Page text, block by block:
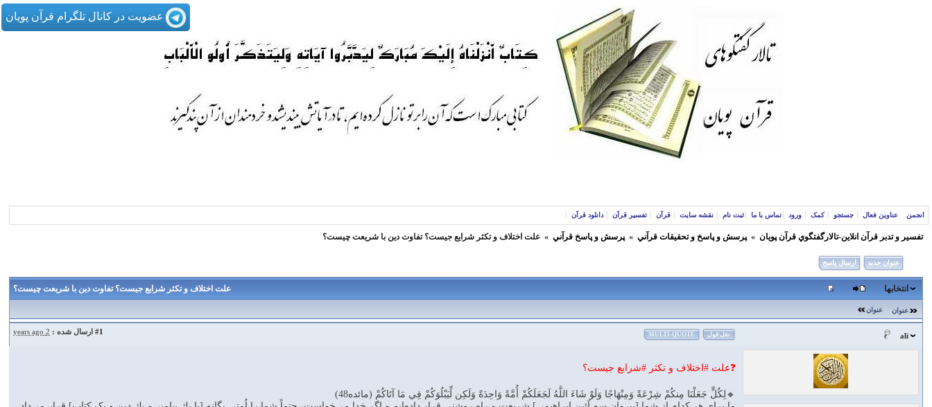
عضویت در کانال تلگرام قرآن پویان
انجمن عناوین فعال جستجو کمک ورود تماس با ما ثبت نام نقشه سایت قرآن تفسیر قرآن دانلود قرآن
تفسير و‌ تدبر قرآن انلاين-تالارگفتگوي قرآن پویان » پرسش و پاسخ و تحقيقات قرآني » پرسش و پاسخ قرآني » علت اختلاف و تكثر شرايع جيست؟ تفاوت دين با شريعت چيست؟
عنوان جدید ارسال پاسخ
علت اختلاف و تكثر شرايع جيست؟ تفاوت دين با شريعت چيست؟ انتخابها
عنوان عنوان
ali
#1 ارسال شده : 2 years ago نقل قول MULTI-QUOTE
❓علت #اختلاف و تكثر #شرايع جيست؟
🔸لِكُلٍّ جَعَلْنَا مِنكُمْ شِرْعَةً وَمِنْهَاجًا وَلَوْ شَاءَ اللَّهُ لَجَعَلَكُمْ أُمَّةً وَاحِدَةً وَلَكِن لِّيَبْلُوَكُمْ فِي مَا آتَاكُمْ (مائده48)